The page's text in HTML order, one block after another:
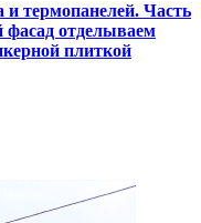
и термопанелей. Часть
фасад отделываем
плиткой